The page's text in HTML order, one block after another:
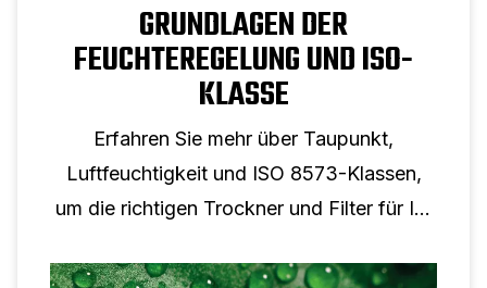
GRUNDLAGEN DER
FEUCHTEREGELUNG UND ISO-
KLASSE
Erfahren Sie mehr über Taupunkt,
Luftfeuchtigkeit und ISO 8573-Klassen,
um die richtigen Trockner und Filter für Ihr